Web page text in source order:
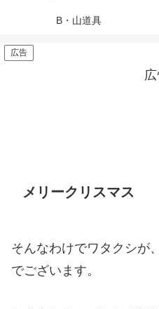
B・山道具
広告
メリークリスマス
そんなわけでワタクシが
でございます。